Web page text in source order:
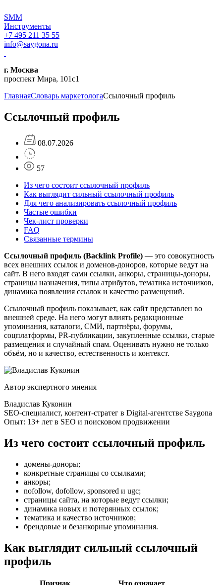
SMM
Инструменты
+7 495 211 35 55
info@saygona.ru
г. Москва
проспект Мира, 101с1
ГлавнаяСловарь маркетологаСсылочный профиль
Ссылочный профиль
08.07.2026
57
Из чего состоит ссылочный профиль
Как выглядит сильный ссылочный профиль
Для чего анализировать ссылочный профиль
Частые ошибки
Чек-лист проверки
FAQ
Связанные термины
Ссылочный профиль (Backlink Profile) — это совокупность
всех внешних ссылок и доменов-доноров, которые ведут на
сайт. В него входят сами ссылки, анкоры, страницы-доноры,
страницы назначения, типы атрибутов, тематика источников,
динамика появления ссылок и качество размещений.
Ссылочный профиль показывает, как сайт представлен во
внешней среде. На него могут влиять редакционные
упоминания, каталоги, СМИ, партнёры, форумы,
соцплатформы, PR-публикации, закупленные ссылки, старые
размещения и случайный спам. Оценивать нужно не только
объём, но и качество, естественность и контекст.
Автор экспертного мнения
Владислав Куконин
SEO-специалист, контент-стратег в Digital-агентстве Saygona
Опыт: 13+ лет в SEO и поисковом продвижении
Из чего состоит ссылочный профиль
домены-доноры;
конкретные страницы со ссылками;
анкоры;
nofollow, dofollow, sponsored и ugc;
страницы сайта, на которые ведут ссылки;
динамика новых и потерянных ссылок;
тематика и качество источников;
брендовые и безанкорные упоминания.
Как выглядит сильный ссылочный
профиль